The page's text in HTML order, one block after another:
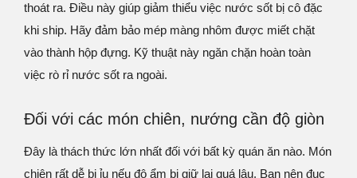
thoát ra. Điều này giúp giảm thiểu việc nước sốt bị cô đặc
khi ship. Hãy đảm bảo mép màng nhôm được miết chặt
vào thành hộp đựng. Kỹ thuật này ngăn chặn hoàn toàn
việc rò rỉ nước sốt ra ngoài.
Đối với các món chiên, nướng cần độ giòn
Đây là thách thức lớn nhất đối với bất kỳ quán ăn nào. Món
chiên rất dễ bị ỉu nếu độ ẩm bị giữ lại quá lâu. Bạn nên đục